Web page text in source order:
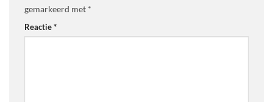
gemarkeerd met *
Reactie*